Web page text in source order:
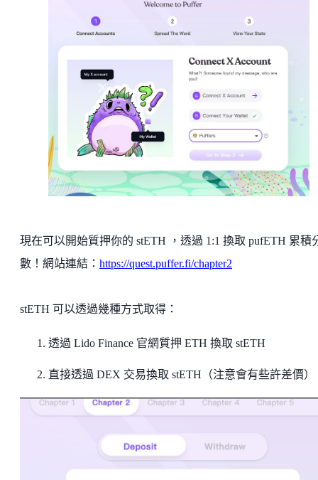
現在可以開始質押你的 stETH ，透過 1:1 換取 pufETH 累積
數！網站連結： https://quest.puffer.fi/chapter2
stETH 可以透過幾種方式取得：
透過 Lido Finance 官網質押 ETH 換取 stETH
直接透過 DEX 交易換取 stETH（注意會有些許差價）